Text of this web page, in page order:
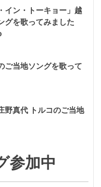
イン・トーキョー」越
グを歌ってみました
ご当地ソングを歌って
野真代 トルコのご当地
参加中